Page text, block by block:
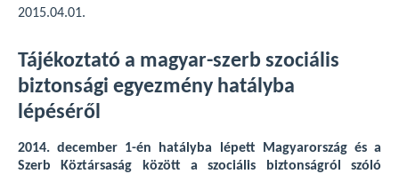
2015.04.01.
Tájékoztató a magyar-szerb szociális
biztonsági egyezmény hatályba
lépéséről
2014. december 1-én hatályba lépett Magyarország és a
Szerb Köztársaság között a szociális biztonságról szóló